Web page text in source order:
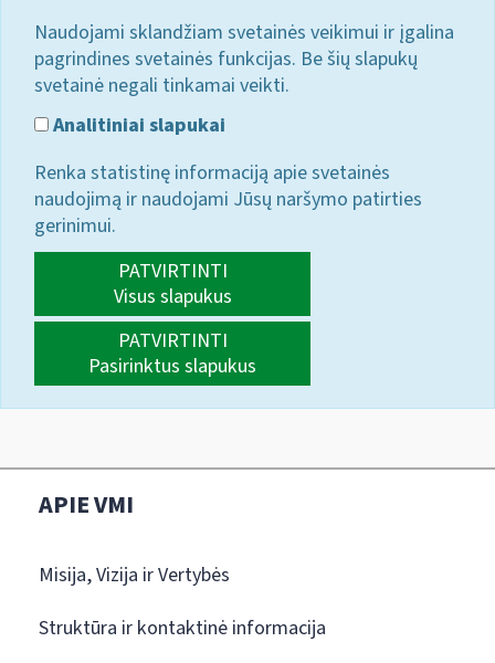
Naudojami sklandžiam svetainės veikimui ir įgalina
pagrindines svetainės funkcijas. Be šių slapukų
svetainė negali tinkamai veikti.
Analitiniai slapukai
Renka statistinę informaciją apie svetainės
naudojimą ir naudojami Jūsų naršymo patirties
gerinimui.
PATVIRTINTI
Visus slapukus
PATVIRTINTI
Pasirinktus slapukus
APIE VMI
Misija, Vizija ir Vertybės
Struktūra ir kontaktinė informacija